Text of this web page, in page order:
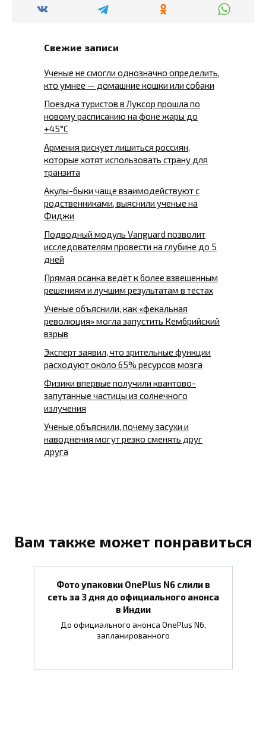
Свежие записи
Ученые не смогли однозначно определить,
кто умнее — домашние кошки или собаки
Поездка туристов в Луксор прошла по
новому расписанию на фоне жары до
+45°C
Армения рискует лишиться россиян,
которые хотят использовать страну для
транзита
Акулы-быки чаще взаимодействуют с
родственниками, выяснили ученые на
Фиджи
Подводный модуль Vanguard позволит
исследователям провести на глубине до 5
дней
Прямая осанка ведёт к более взвешенным
решениям и лучшим результатам в тестах
Ученые объяснили, как «фекальная
революция» могла запустить Кембрийский
взрыв
Эксперт заявил, что зрительные функции
расходуют около 65% ресурсов мозга
Физики впервые получили квантово-
запутанные частицы из солнечного
излучения
Ученые объяснили, почему засухи и
наводнения могут резко сменять друг
друга
Вам также может понравиться
Фото упаковки OnePlus N6 слили в
сеть за 3 дня до официального анонса
в Индии
До официального анонса OnePlus N6,
запланированного